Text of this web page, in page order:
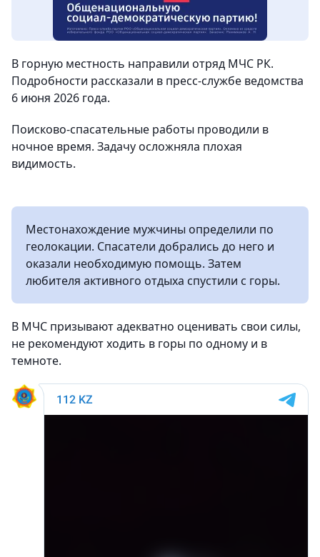
В горную местность направили отряд МЧС РК.
Подробности рассказали в пресс-службе ведомства
6 июня 2026 года.
Поисково-спасательные работы проводили в
ночное время. Задачу осложняла плохая
видимость.
Местонахождение мужчины определили по
геолокации. Спасатели добрались до него и
оказали необходимую помощь. Затем
любителя активного отдыха спустили с горы.
В МЧС призывают адекватно оценивать свои силы,
не рекомендуют ходить в горы по одному и в
темноте.